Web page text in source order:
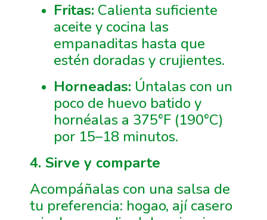
Fritas: Calienta suficiente
aceite y cocina las
empanaditas hasta que
estén doradas y crujientes.
Horneadas: Úntalas con un
poco de huevo batido y
hornéalas a 375°F (190°C)
por 15–18 minutos.
4. Sirve y comparte
Acompáñalas con una salsa de
tu preferencia: hogao, ají casero